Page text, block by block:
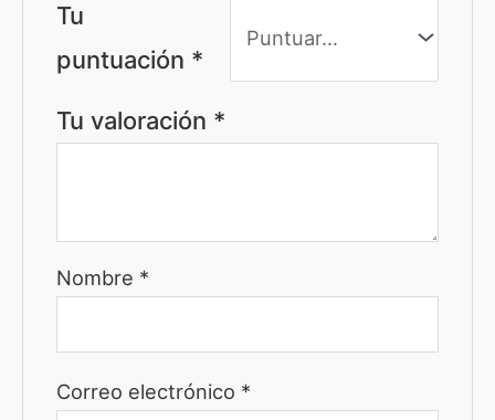
Tu
puntuación *
Tu valoración *
Nombre *
Correo electrónico *